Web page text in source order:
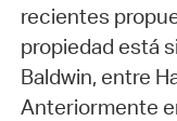
recientes
propiedad está
Baldwin, entre
Anteriormente